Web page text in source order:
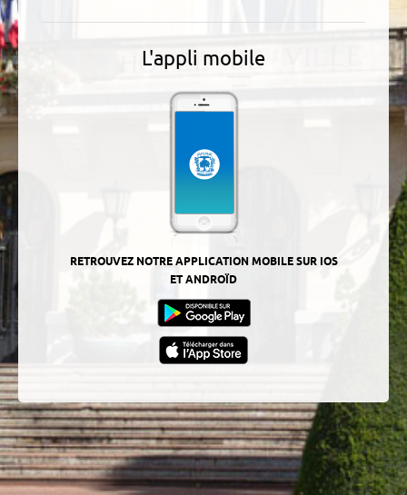
L'appli mobile
RETROUVEZ NOTRE APPLICATION MOBILE SUR IOS
ET ANDROÏD